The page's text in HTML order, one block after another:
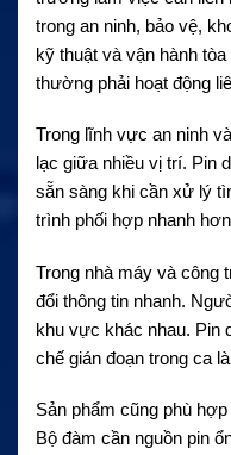
trong an ninh, bảo vệ,
kỹ thuật và vận hành
thường phải hoạt động
Trong lĩnh vực an ninh
lạc giữa nhiều vị trí. Pin
sẵn sàng khi cần xử lý
trình phối hợp nhanh
Trong nhà máy và công
đổi thông tin nhanh.
khu vực khác nhau. Pin
chế gián đoạn trong ca
Sản phẩm cũng phù
Bộ đàm cần nguồn pin